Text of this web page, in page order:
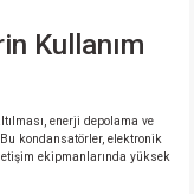
Kullanım
enerji depolama ve
kondansatörler, elektronik
ekipmanlarında yüksek